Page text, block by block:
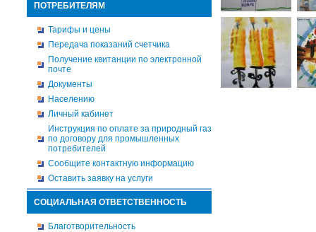
ПОТРЕБИТЕЛЯМ
Тарифы и цены
Передача показаний счетчика
Получение квитанции по электронной
почте
Документы
Населению
Личный кабинет
Инструкция по оплате за природный газ
по договору для промышленных
потребителей
Сообщите контактную информацию
Оставить заявку на услуги
СОЦИАЛЬНАЯ ОТВЕТСТВЕННОСТЬ
Благотворительность